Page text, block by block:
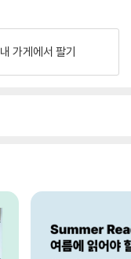
내 가게에서 팔기